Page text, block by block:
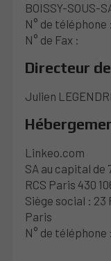
BOISSY-SOUS-
N° de téléphone
N° de Fax :
Directeur
Julien
Linkeo.com
SA au capital de
RCS Paris 430
Siège social : 23
Paris
N° de téléphone